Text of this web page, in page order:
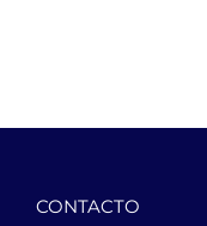
CONTACTO